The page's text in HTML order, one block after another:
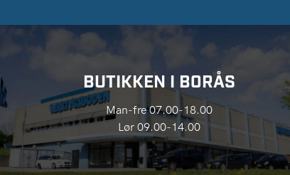
BUTIKKEN I BORÅS
Man-fre 07.00-18.00
Lør 09.00-14.00